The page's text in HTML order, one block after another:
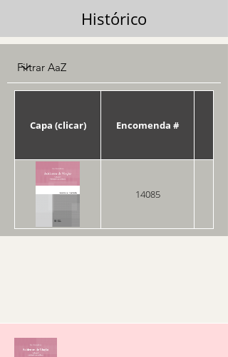
Histórico
Capa (clicar) Encomenda #
14085